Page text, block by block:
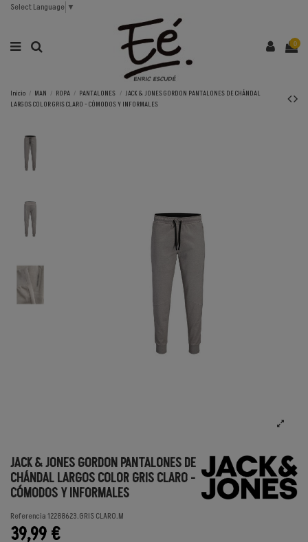
Select Language ▼
0
Inicio MAN ROPA PANTALONES
JACK & JONES GORDON PANTALONES DE CHÁNDAL
LARGOS COLOR GRIS CLARO - CÓMODOS Y INFORMALES
JACK & JONES GORDON PANTALONES DE
CHÁNDAL LARGOS COLOR GRIS CLARO -
CÓMODOS Y INFORMALES
Referencia12288623.GRIS CLARO.M
39,99 €